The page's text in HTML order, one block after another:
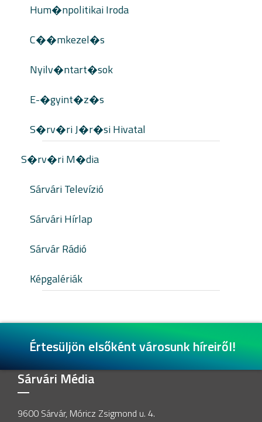
Hum�npolitikai Iroda
C��mkezel�s
Nyilv�ntart�sok
E-�gyint�z�s
S�rv�ri J�r�si Hivatal
S�rv�ri M�dia
Sárvári Televízió
Sárvári Hírlap
Sárvár Rádió
Képgalériák
Értesüljön elsőként városunk híreiről!
Sárvári Média
9600 Sárvár, Móricz Zsigmond u. 4.